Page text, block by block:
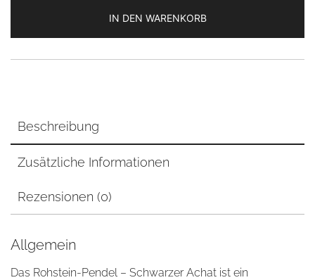
Achat
Menge
IN DEN WARENKORB
Alternative:
Beschreibung
Zusätzliche Informationen
Rezensionen (0)
Allgemein
Das Rohstein-Pendel – Schwarzer Achat ist ein